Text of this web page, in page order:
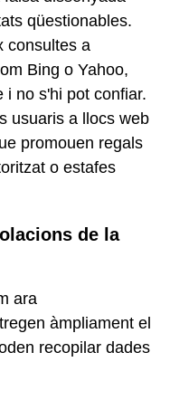
qüestionables.
consultes a
Bing o Yahoo,
i no s'hi pot confiar.
usuaris a llocs web
promouen regals
o estafes
de la
ara
àmpliament el
recopilar dades